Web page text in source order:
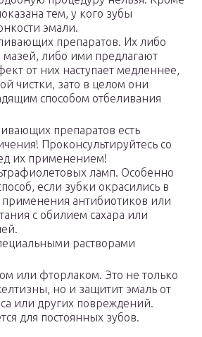
тем, у кого зубы
эмали.
препаратов. Их либо
мазей, либо ими предлагают
от них наступает медленнее,
чистки, зато в целом они
способом отбеливания
препаратов есть
Проконсультируйтесь со
их применением!
ламп. Особенно
если зубки окрасились в
антибиотиков или
с обилием сахара или
растворами
или фторлаком. Это не только
но и защитит эмаль от
или других повреждений.
для постоянных зубов.